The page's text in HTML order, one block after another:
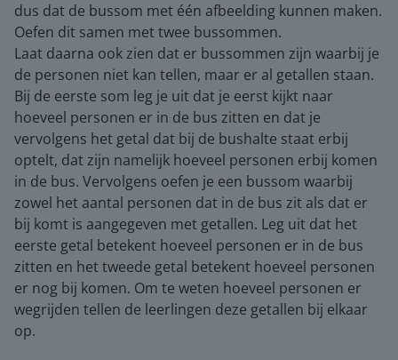
dus dat de bussom met één afbeelding kunnen maken.
Oefen dit samen met twee bussommen.
Laat daarna ook zien dat er bussommen zijn waarbij je
de personen niet kan tellen, maar er al getallen staan.
Bij de eerste som leg je uit dat je eerst kijkt naar
hoeveel personen er in de bus zitten en dat je
vervolgens het getal dat bij de bushalte staat erbij
optelt, dat zijn namelijk hoeveel personen erbij komen
in de bus. Vervolgens oefen je een bussom waarbij
zowel het aantal personen dat in de bus zit als dat er
bij komt is aangegeven met getallen. Leg uit dat het
eerste getal betekent hoeveel personen er in de bus
zitten en het tweede getal betekent hoeveel personen
er nog bij komen. Om te weten hoeveel personen er
wegrijden tellen de leerlingen deze getallen bij elkaar
op.